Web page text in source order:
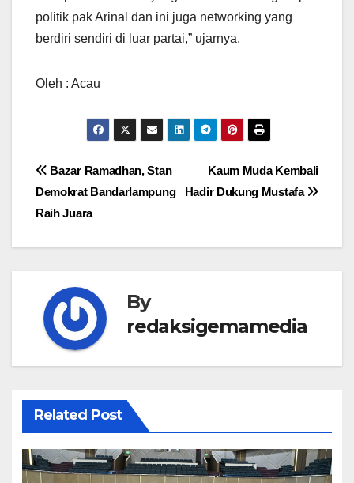
politik pak Arinal dan ini juga networking yang
berdiri sendiri di luar partai,” ujarnya.
Oleh : Acau
Navigasi
pos
Kaum Muda Kembali
Hadir Dukung Mustafa
Bazar Ramadhan, Stan
Demokrat Bandarlampung
Raih Juara
By
redaksigemamedia
Related Post